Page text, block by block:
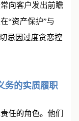
向客户发出前瞻
“资产保护”与
忌因过度贪恋控
务的实质履职
任的角色。他们